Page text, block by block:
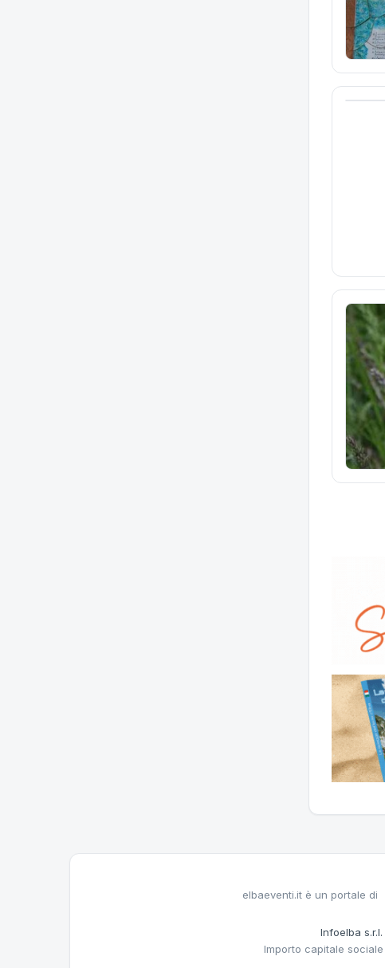
elbaeventi.it è un portale di
Infoelba s.r.l.
Importo capitale sociale